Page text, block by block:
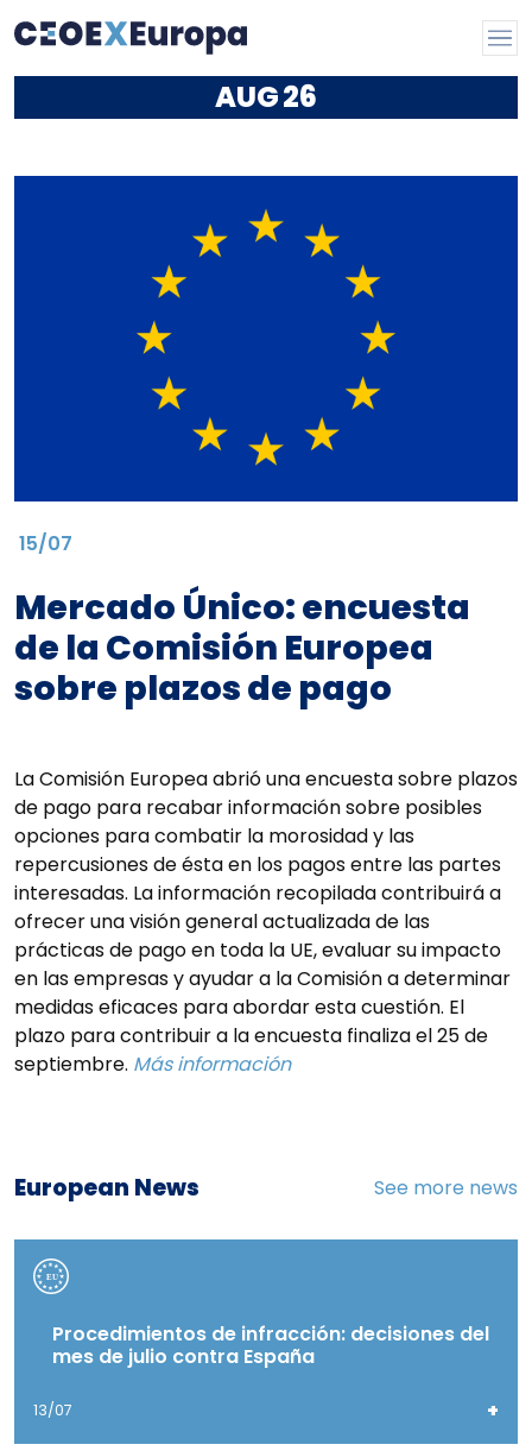
AUG26
15/07
Mercado Único: encuesta
de la Comisión Europea
sobre plazos de pago
La Comisión Europea abrió una encuesta sobre plazos
de pago para recabar información sobre posibles
opciones para combatir la morosidad y las
repercusiones de ésta en los pagos entre las partes
interesadas. La información recopilada contribuirá a
ofrecer una visión general actualizada de las
prácticas de pago en toda la UE, evaluar su impacto
en las empresas y ayudar a la Comisión a determinar
medidas eficaces para abordar esta cuestión. El
plazo para contribuir a la encuesta finaliza el 25 de
septiembre. Más información
European News See more news
Procedimientos de infracción: decisiones del
mes de julio contra España
13/07 +